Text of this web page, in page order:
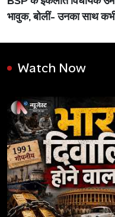
भावुक, बोलीं- उनका साथ
Watch Now